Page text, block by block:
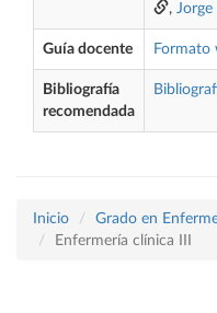
, Jorge
Guía docente Formato
Bibliografía
recomendada
Inicio Grado en
Enfermería clínica III